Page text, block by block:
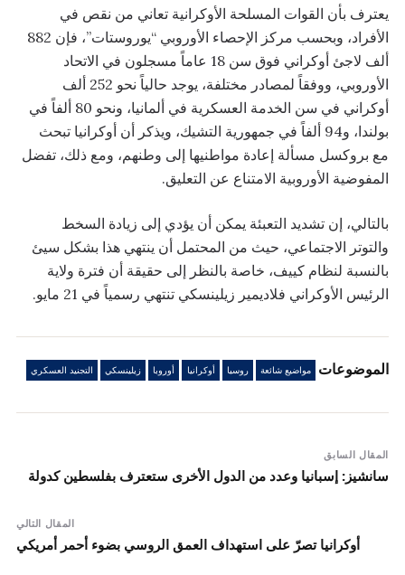
يعترف بأن القوات المسلحة الأوكرانية تعاني من نقص في
الأفراد، وبحسب مركز الإحصاء الأوروبي “يوروستات”، فإن 882
ألف لاجئ أوكراني فوق سن 18 عاماً مسجلون في الاتحاد
الأوروبي، ووفقاً لمصادر مختلفة، يوجد حالياً نحو 252 ألف
أوكراني في سن الخدمة العسكرية في ألمانيا، ونحو 80 ألفاً في
بولندا، و94 ألفاً في جمهورية التشيك، ويذكر أن أوكرانيا تبحث
مع بروكسل مسألة إعادة مواطنيها إلى وطنهم، ومع ذلك، تفضل
المفوضية الأوروبية الامتناع عن التعليق.
بالتالي، إن تشديد التعبئة يمكن أن يؤدي إلى زيادة السخط
والتوتر الاجتماعي، حيث من المحتمل أن ينتهي هذا بشكل سيئ
بالنسبة لنظام كييف، خاصة بالنظر إلى حقيقة أن فترة ولاية
الرئيس الأوكراني فلاديمير زيلينسكي تنتهي رسمياً في 21 مايو.
الموضوعات مواضيع شائعة روسيا أوكرانيا أوروبا زيلينسكي التجنيد العسكري
المقال السابق
سانشيز: إسبانيا وعدد من الدول الأخرى ستعترف بفلسطين كدولة
المقال التالي
أوكرانيا تصرّ على استهداف العمق الروسي بضوء أحمر أمريكي